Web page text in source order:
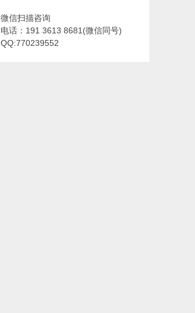
微信扫描咨询
电话：191 3613 8681(微信同号)
QQ:770239552